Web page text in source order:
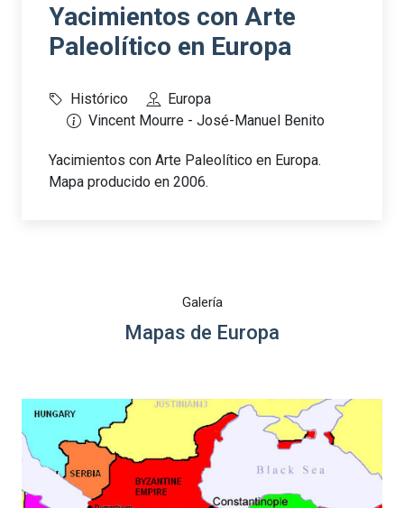
Yacimientos con Arte
Paleolítico en Europa
Histórico
Europa
Vincent Mourre - José-Manuel Benito
Yacimientos con Arte Paleolítico en Europa.
Mapa producido en 2006.
Galería
Mapas de Europa